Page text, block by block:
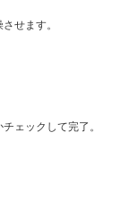
せます。
ェックして完了。